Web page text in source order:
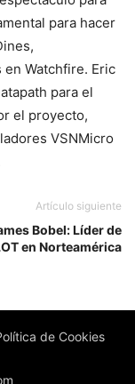
para hacer
Watchfire. Eric
para el
el proyecto,
VSNMicro
Artículo siguiente
Bobel: Líder de
en Norteamérica
de Cookies